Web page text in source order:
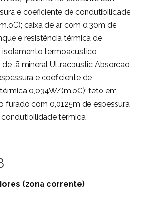
e coeficiente de condutibilidade
caixa de ar com 0,30m de
e resistência térmica de
isolamento termoacustico
lã mineral Ultracoustic Absorcao
e coeficiente de
0,034W/(m.oC); teto em
furado com 0,0125m de espessura
térmica
(zona corrente)